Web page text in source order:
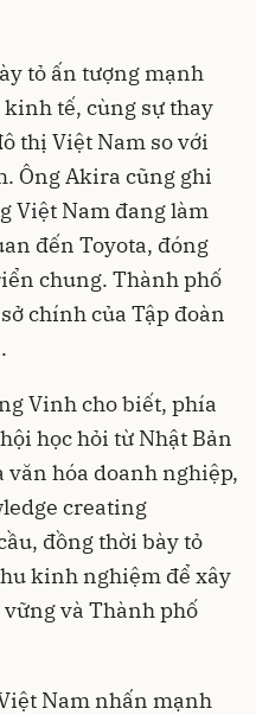
tỏ ấn tượng mạnh
tế, cùng sự thay
thị Việt Nam so với
Ông Akira cũng ghi
Việt Nam đang làm
đến Toyota, đóng
chung. Thành phố
chính của Tập đoàn
Vinh cho biết, phía
học hỏi từ Nhật Bản
hóa doanh nghiệp,
creating
đồng thời bày tỏ
kinh nghiệm để xây
và Thành phố
Nam nhấn mạnh